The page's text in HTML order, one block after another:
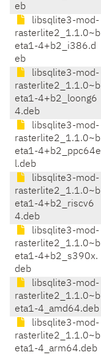
eb
libsqlite3-mod-
rasterlite2_1.1.0~b
eta1-4+b2_i386.d
eb
libsqlite3-mod-
rasterlite2_1.1.0~b
eta1-4+b2_loong6
4.deb
libsqlite3-mod-
rasterlite2_1.1.0~b
eta1-4+b2_ppc64e
l.deb
libsqlite3-mod-
rasterlite2_1.1.0~b
eta1-4+b2_riscv6
4.deb
libsqlite3-mod-
rasterlite2_1.1.0~b
eta1-4+b2_s390x.
deb
libsqlite3-mod-
rasterlite2_1.1.0~b
eta1-4_amd64.deb
libsqlite3-mod-
rasterlite2_1.1.0~b
eta1-4_arm64.deb